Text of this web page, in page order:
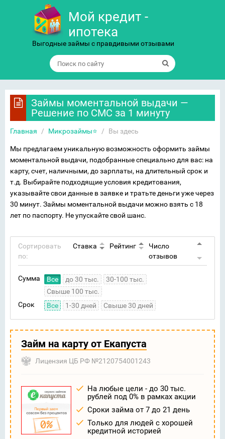
Мой кредит -
ипотека
Выгодные займы с правдивыми отзывами
Займы моментальной выдачи —
Решение по СМС за 1 минуту
Главная / Микрозаймы⭐ / Вы здесь
Мы предлагаем уникальную возможность оформить займы
моментальной выдачи, подобранные специально для вас: на
карту, счет, наличными, до зарплаты, на длительный срок и
т.д. Выбирайте подходящие условия кредитования,
указывайте свои данные в заявке и тратьте деньги уже через
30 минут. Займы моментальной выдачи можно взять с 18
лет по паспорту. Не упускайте свой шанс.
Сортировать
по:
Ставка Рейтинг
Число
отзывов
Сумма Все до 30 тыс.
30-100 тыс.
Свыше 100 тыс.
Срок
Все 1-30 дней Свыше 30 дней
Займ на карту от Екапуста
Лицензия ЦБ РФ №2120754001243
На любые цели - до 30 тыс.
рублей под 0% в рамках акции
Сроки займа от 7 до 21 день
Только для людей с хорошей
кредитной историей